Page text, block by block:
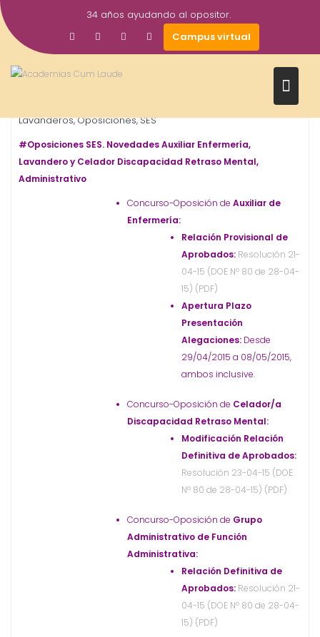
Saltar
al
contenido
34 años ayudando al opositor.
Campus virtual
Abr
2015
academiacumlaudeoposiciones Prensa
Lavanderos,Oposiciones,SES
#Oposiciones SES. Novedades Auxiliar Enfermería,
Lavandero y Celador Discapacidad Retraso Mental,
Administrativo
Concurso-Oposición de Auxiliar de
Enfermería:
Relación Provisional de
Aprobados: Resolución 21-
04-15 (DOE Nº 80 de 28-04-
15) (PDF)
Apertura Plazo
Presentación
Alegaciones: Desde
29/04/2015 a 08/05/2015,
ambos inclusive.
Concurso-Oposición de Celador/a
Discapacidad Retraso Mental:
Modificación Relación
Definitiva de Aprobados:
Resolución 23-04-15 (DOE
Nº 80 de 28-04-15) (PDF)
Concurso-Oposición de Grupo
Administrativo de Función
Administrativa:
Relación Definitiva de
Aprobados: Resolución 21-
04-15 (DOE Nº 80 de 28-04-
15) (PDF)